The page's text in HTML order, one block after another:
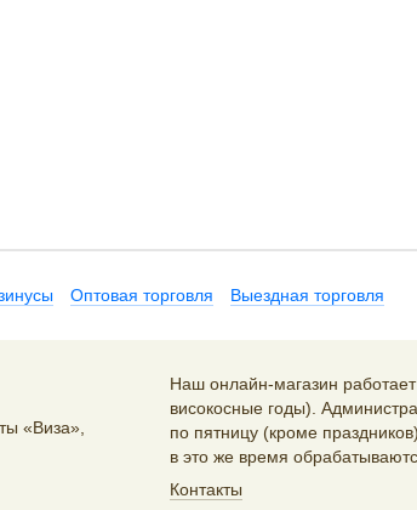
Оптовая торговля Выездная торговля
«Виза»,
Наш онлайн-магазин
високосные годы).
по пятницу (кроме
в это же время
Контакты